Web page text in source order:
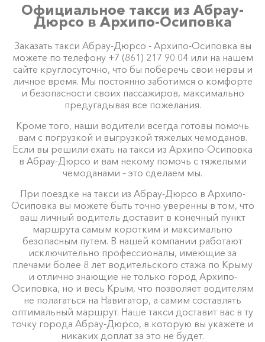
Официальное такси из Абрау-
Дюрсо в Архипо-Осиповка
Заказать такси Абрау-Дюрсо - Архипо-Осиповка вы
можете по телефону +7 (861) 217 90 04 или на нашем
сайте круглосуточно, что бы поберечь свои нервы и
личное время. Мы постоянно заботимся о комфорте
и безопасности своих пассажиров, максимально
предугадывая все пожелания.
Кроме того, наши водители всегда готовы помочь
вам с погрузкой и выгрузкой тяжелых чемоданов.
Если вы решили ехать на такси из Архипо-Осиповка
в Абрау-Дюрсо и вам некому помочь с тяжелыми
чемоданами – это сделаем мы.
При поездке на такси из Абрау-Дюрсо в Архипо-
Осиповка вы можете быть точно уверенны в том, что
ваш личный водитель доставит в конечный пункт
маршрута самым коротким и максимально
безопасным путем. В нашей компании работают
исключительно профессионалы, имеющие за
плечами более 8 лет водительского стажа по Крыму
и отлично знающие не только город Архипо-
Осиповка, но и весь Крым, что позволяет водителям
не полагаться на Навигатор, а самим составлять
оптимальный маршрут. Наше такси доставит вас в ту
точку города Абрау-Дюрсо, в которую вы укажете и
никаких доплат за это не будет.